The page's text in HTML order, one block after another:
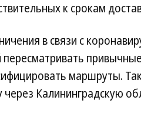
к срокам
в связи с
пересматривать
маршруты.
Калининградскую